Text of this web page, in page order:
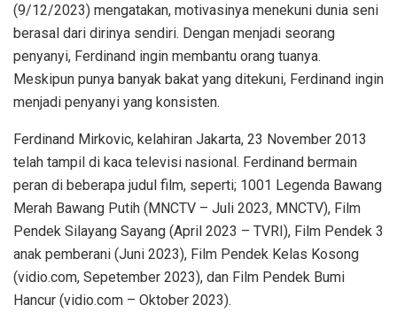
(9/12/2023) mengatakan, motivasinya menekuni dunia seni
berasal dari dirinya sendiri. Dengan menjadi seorang
penyanyi, Ferdinand ingin membantu orang tuanya.
Meskipun punya banyak bakat yang ditekuni, Ferdinand ingin
menjadi penyanyi yang konsisten.
Ferdinand Mirkovic, kelahiran Jakarta, 23 November 2013
telah tampil di kaca televisi nasional. Ferdinand bermain
peran di beberapa judul film, seperti; 1001 Legenda Bawang
Merah Bawang Putih (MNCTV – Juli 2023, MNCTV), Film
Pendek Silayang Sayang (April 2023 – TVRI), Film Pendek 3
anak pemberani (Juni 2023), Film Pendek Kelas Kosong
(vidio.com, Sepetember 2023), dan Film Pendek Bumi
Hancur (vidio.com – Oktober 2023).